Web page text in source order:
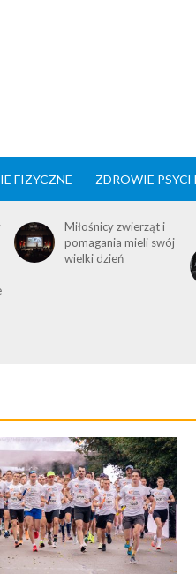
FIZYCZNE ZDROWIE
Miłośnicy zwierząt i
pomagania mieli swój
wielki dzień